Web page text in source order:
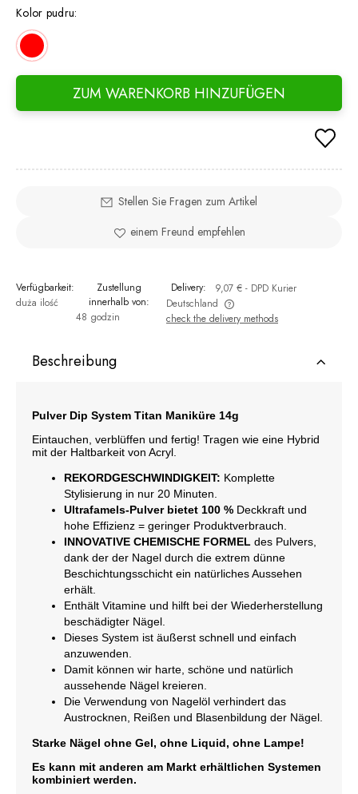
Kolor pudru:
ZUM WARENKORB HINZUFÜGEN
Stellen Sie Fragen zum Artikel
einem Freund empfehlen
Verfügbarkeit:
duża ilość
Zustellung
innerhalb von:
48 godzin
Delivery: 9,07 € - DPD Kurier
Deutschland
The price does not include any possible payment costs
check the delivery methods
Beschreibung
Pulver Dip System Titan Maniküre 14g
Eintauchen, verblüffen und fertig! Tragen wie eine Hybrid
mit der Haltbarkeit von Acryl.
REKORDGESCHWINDIGKEIT: Komplette
Stylisierung in nur 20 Minuten.
Ultrafamels-Pulver bietet 100 % Deckkraft und
hohe Effizienz = geringer Produktverbrauch.
INNOVATIVE CHEMISCHE FORMEL des Pulvers,
dank der der Nagel durch die extrem dünne
Beschichtungsschicht ein natürliches Aussehen
erhält.
Enthält Vitamine und hilft bei der Wiederherstellung
beschädigter Nägel.
Dieses System ist äußerst schnell und einfach
anzuwenden.
Damit können wir harte, schöne und natürlich
aussehende Nägel kreieren.
Die Verwendung von Nagelöl verhindert das
Austrocknen, Reißen und Blasenbildung der Nägel.
Starke Nägel ohne Gel, ohne Liquid, ohne Lampe!
Es kann mit anderen am Markt erhältlichen Systemen
kombiniert werden.